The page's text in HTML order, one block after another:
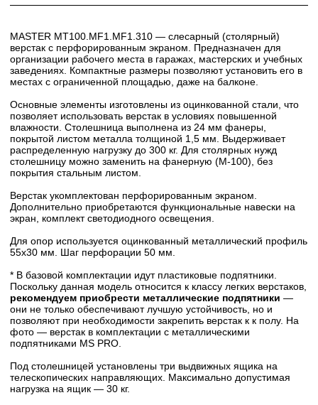
MASTER MT100.MF1.MF1.310 — слесарный (столярный)
верстак с перфорированным экраном. Предназначен для
организации рабочего места в гаражах, мастерских и учебных
заведениях. Компактные размеры позволяют установить его в
местах с ограниченной площадью, даже на балконе.
Основные элементы изготовлены из оцинкованной стали, что
позволяет использовать верстак в условиях повышенной
влажности. Столешница выполнена из 24 мм фанеры,
покрытой листом металла толщиной 1,5 мм. Выдерживает
распределенную нагрузку до 300 кг. Для столярных нужд
столешницу можно заменить на фанерную (М-100), без
покрытия стальным листом.
Верстак укомплектован перфорированным экраном.
Дополнительно приобретаются функциональные навески на
экран, комплект светодиодного освещения.
Для опор используется оцинкованный металлический профиль
55х30 мм. Шаг перфорации 50 мм.
* В базовой комплектации идут пластиковые подпятники.
Поскольку данная модель относится к классу легких верстаков,
рекомендуем приобрести металлические подпятники —
они не только обеспечивают лучшую устойчивость, но и
позволяют при необходимости закрепить верстак к к полу. На
фото — верстак в комплектации с металлическими
подпятниками MS PRO.
Под столешницей установлены три выдвижных ящика на
телескопических направляющих. Максимально допустимая
нагрузка на ящик — 30 кг.